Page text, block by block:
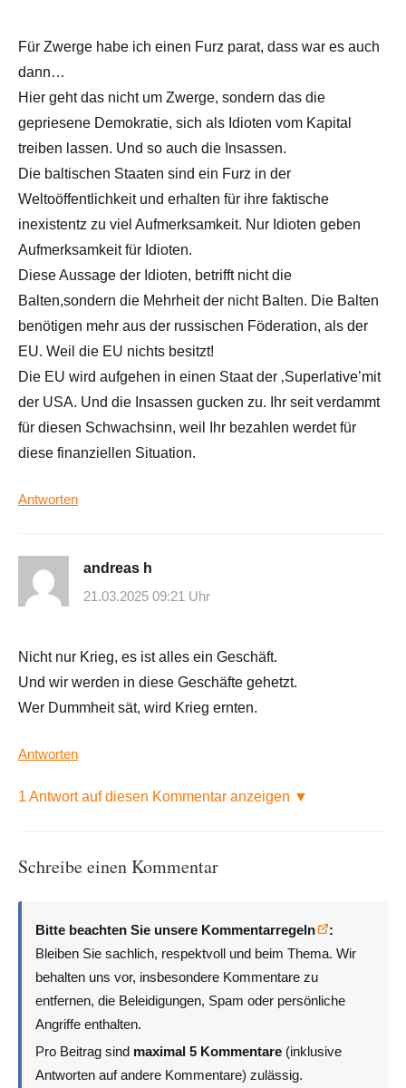
Für Zwerge habe ich einen Furz parat, dass war es auch
dann…
Hier geht das nicht um Zwerge, sondern das die
gepriesene Demokratie, sich als Idioten vom Kapital
treiben lassen. Und so auch die Insassen.
Die baltischen Staaten sind ein Furz in der
Weltoöffentlichkeit und erhalten für ihre faktische
inexistentz zu viel Aufmerksamkeit. Nur Idioten geben
Aufmerksamkeit für Idioten.
Diese Aussage der Idioten, betrifft nicht die
Balten,sondern die Mehrheit der nicht Balten. Die Balten
benötigen mehr aus der russischen Föderation, als der
EU. Weil die EU nichts besitzt!
Die EU wird aufgehen in einen Staat der ‚Superlative’mit
der USA. Und die Insassen gucken zu. Ihr seit verdammt
für diesen Schwachsinn, weil Ihr bezahlen werdet für
diese finanziellen Situation.
Antworten
andreas h
21.03.2025 09:21 Uhr
Nicht nur Krieg, es ist alles ein Geschäft.
Und wir werden in diese Geschäfte gehetzt.
Wer Dummheit sät, wird Krieg ernten.
Antworten
1 Antwort auf diesen Kommentar anzeigen ▼
Schreibe einen Kommentar
Bitte beachten Sie unsere Kommentarregeln
:
Bleiben Sie sachlich, respektvoll und beim Thema. Wir
behalten uns vor, insbesondere Kommentare zu
entfernen, die Beleidigungen, Spam oder persönliche
Angriffe enthalten.
Pro Beitrag sind maximal 5 Kommentare (inklusive
Antworten auf andere Kommentare) zulässig.